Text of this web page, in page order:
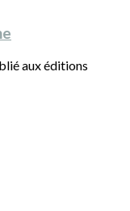
aux éditions